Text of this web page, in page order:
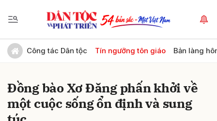
Công tác Dân tộc Tín ngưỡng tôn giáo Bản làng
Đồng bào Xơ Đăng phấn khởi về
một cuộc sống ổn định và sung
Gửi bình luận